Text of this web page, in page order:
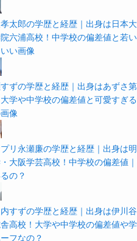
太郎の学歴と経歴｜出身は日本
六浦高校！中学校の偏差値と若
い画像
ずの学歴と経歴｜出身はあずさ
学や中学校の偏差値と可愛すぎ
像
リ永瀬廉の学歴と経歴｜出身は
大阪学芸高校！中学校の偏差値
の？
すずの学歴と経歴｜出身は伊川谷
高校！大学や中学校の偏差値や
ーフなの？